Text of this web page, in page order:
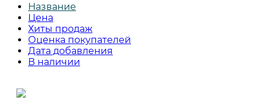
Название
Цена
Хиты продаж
Оценка покупателей
Дата добавления
В наличии